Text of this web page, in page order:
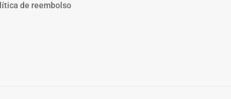
de reembolso